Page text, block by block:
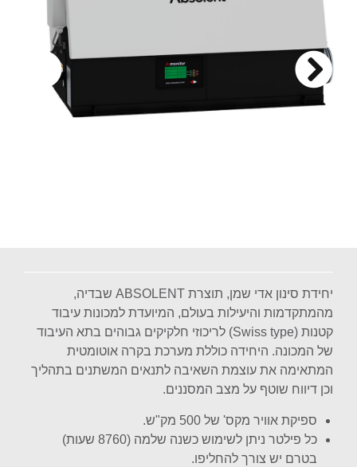
יחידת סינון אדי שמן, תוצרת ABSOLENT שבדיה,
מהמתקדמות והיעילות בעולם, המיועדת למכונות עיבוד
קטנות (Swiss type) לריכוזי חלקיקים גבוהים בתא העיבוד
של המכונה. היחידה כוללת מערכת בקרה אוטומטית
המתאימה את עוצמת השאיבה לתנאים המשתנים בתהליך
וכן דיווח שוטף על מצב המסננים.
ספיקת אוויר מקס' של 500 מק"ש.
כל פילטר ניתן לשימוש כשנה שלמה (8760 שעות)
בטרם יש צורך להחליפו.